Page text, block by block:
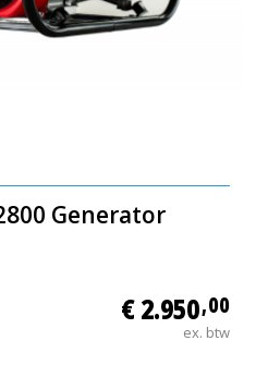
Generator
€ 2.950,00
ex. btw